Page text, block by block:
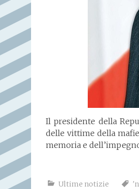
Il presidente della
delle vittime della
memoria e
Ultime notizie